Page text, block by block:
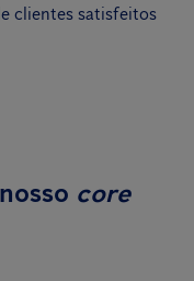
clientes satisfeitos
core